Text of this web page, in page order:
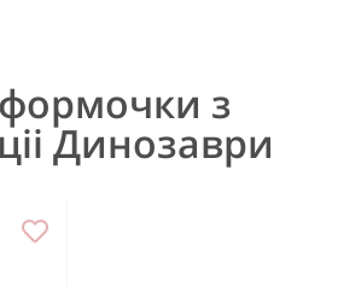
з
Динозаври